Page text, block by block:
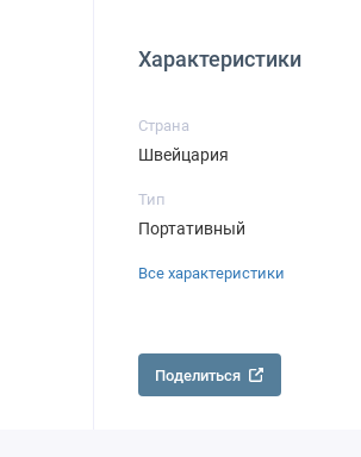
Характеристики
Страна
Швейцария
Тип
Портативный
Все характеристики
Поделиться